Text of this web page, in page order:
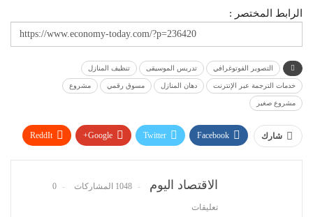
الرابط المختصر :
التصوير الفوتوغرافي تدريس الموسيقى تنظيف المنازل
خدمات الترجمة عبر الإنترنت دهان المنازل مسوق رقمي مشروع
مشروع صغير
شارك Facebook
Twitter
Google+
ReddIt
الاقتصاد اليوم 1048 المشاركات 0
تعليقات